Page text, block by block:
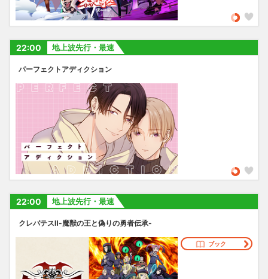
22:00 地上波先行・最速
パーフェクトアディクション
22:00 地上波先行・最速
クレバテスⅡ-魔獣の王と偽りの勇者伝承-
ブック